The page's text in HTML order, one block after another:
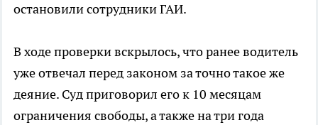
остановили сотрудники ГАИ.
В ходе проверки вскрылось, что ранее водитель
уже отвечал перед законом за точно такое же
деяние. Суд приговорил его к 10 месяцам
ограничения свободы, а также на три года